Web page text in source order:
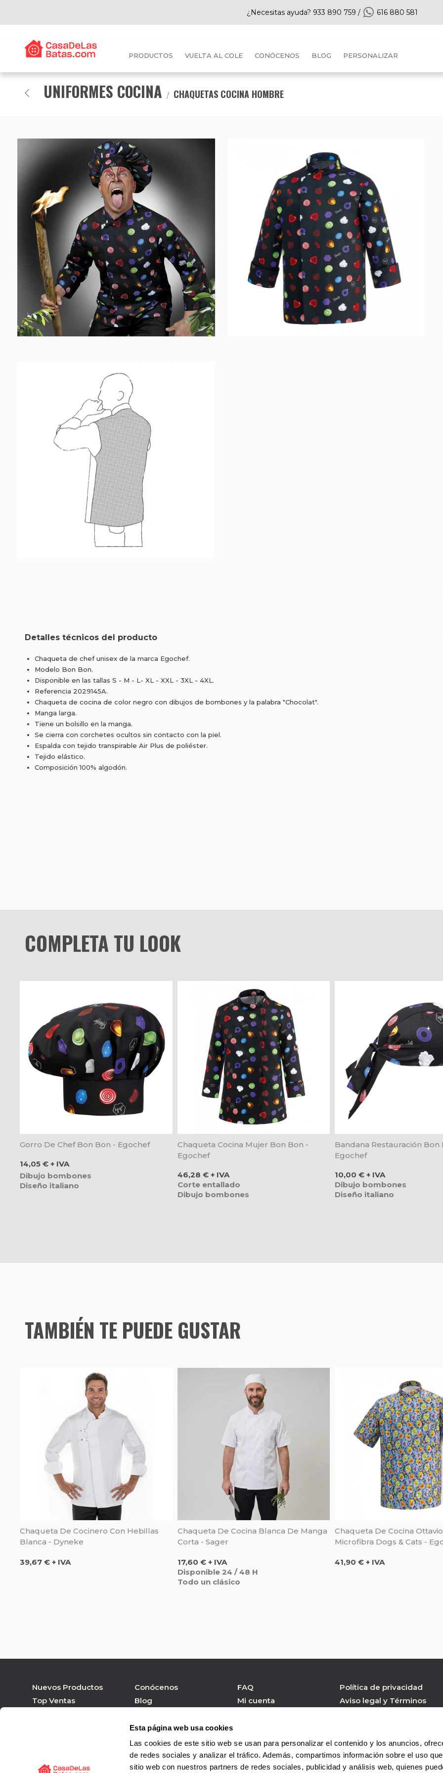
Esta página web usa cookies
Las cookies de este sitio web se usan para personalizar el contenido y los anuncios,
de redes sociales y analizar el tráfico. Además, compartimos información sobre el uso
sitio web con nuestros partners de redes sociales, publicidad y análisis web, quienes
¿Necesitas ayuda? 933 890 759 / 616 880 581
PRODUCTOS VUELTA AL COLE CONÓCENOS BLOG PERSONALIZAR
UNIFORMES COCINA CHAQUETAS COCINA HOMBRE
Detalles técnicos del producto
Chaqueta de chef unisex de la marca Egochef.
Modelo Bon Bon.
Disponible en las tallas S - M - L- XL - XXL - 3XL - 4XL.
Referencia 2029145A.
Chaqueta de cocina de color negro con dibujos de bombones y la palabra "Chocolat".
Manga larga.
Tiene un bolsillo en la manga.
Se cierra con corchetes ocultos sin contacto con la piel.
Espalda con tejido transpirable Air Plus de poliéster.
Tejido elástico.
Composición 100% algodón.
COMPLETA TU LOOK
Gorro De Chef Bon Bon - Egochef
Precio
14,05 € + IVA
Dibujo bombones
Diseño italiano
Chaqueta Cocina Mujer Bon Bon -
Egochef
Precio
46,28 € + IVA
Corte entallado
Dibujo bombones
Bandana Restauración Bon
Egochef
Precio
10,00 € + IVA
Dibujo bombones
Diseño italiano
TAMBIÉN TE PUEDE GUSTAR
Chaqueta De Cocinero Con Hebillas
Blanca - Dyneke
Precio
39,67 € + IVA
Chaqueta De Cocina Blanca De Manga
Corta - Sager
Precio
17,60 € + IVA
Disponible 24 / 48 H
Todo un clásico
Chaqueta De Cocina
Microfibra Dogs & Cats -
Precio
41,90 € + IVA
Nuevos Productos
Top Ventas
Conócenos
Blog
Tienda física
FAQ
Mi cuenta
Política de privacidad
Aviso legal y Términos
Condiciones de